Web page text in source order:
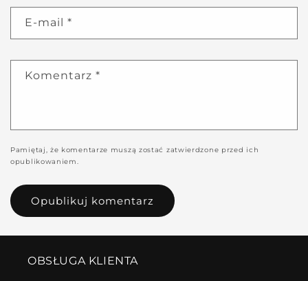
E-mail *
Komentarz *
Pamiętaj, że komentarze muszą zostać zatwierdzone przed ich
opublikowaniem.
OBSŁUGA KLIENTA